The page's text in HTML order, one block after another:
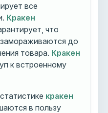
все
Кракен
что
до
товара. Кракен
к встроенному
кракен
в пользу